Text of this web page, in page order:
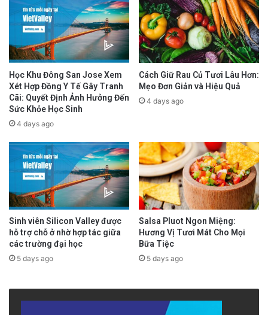
Hiếu Điệp chia sẻ rằng cậu thích các môn
Toán học, Khoa học và đặc biệt là Lập trình.
Cậu dự định sẽ chuyển tiếp lên Đại học để
tiếp tục học ngành Kỹ sư Phần mềm hoặc Trí
tuệ Nhân tạo.
Gia đình cho biết Hiếu Điệp là một cậu bé rất
chăm chỉ, khiêm tốn và luôn dành thời gian
giúp đỡ bạn bè học tập. Dù thành tích học tập
vượt trội, cậu vẫn giữ thói quen sinh hoạt như
một đứa trẻ bình thường: chơi thể thao, đọc
sách và dành thời gian cho gia đình.
Chúc mừng Phùng Hiếu Điệp– một tài năng
Học Khu Đông San Jose Xem
Xét Hợp Đồng Y Tế Gây Tranh
Cãi: Quyết Định Ảnh Hưởng Đến
Sức Khỏe Học Sinh
4 days ago
Cách Giữ Rau Củ Tươi Lâu Hơn:
Mẹo Đơn Giản và Hiệu Quả
4 days ago
Sinh viên Silicon Valley được
hỗ trợ chỗ ở nhờ hợp tác giữa
các trường đại học
5 days ago
Salsa Pluot Ngon Miệng:
Hương Vị Tươi Mát Cho Mọi
Bữa Tiệc
5 days ago